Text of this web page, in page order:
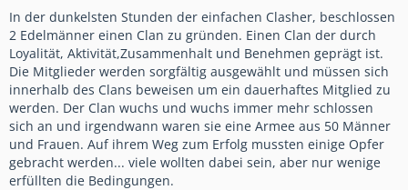
In der dunkelsten Stunden der einfachen Clasher, beschlossen
2 Edelmänner einen Clan zu gründen. Einen Clan der durch
Loyalität, Aktivität,Zusammenhalt und Benehmen geprägt ist.
Die Mitglieder werden sorgfältig ausgewählt und müssen sich
innerhalb des Clans beweisen um ein dauerhaftes Mitglied zu
werden. Der Clan wuchs und wuchs immer mehr schlossen
sich an und irgendwann waren sie eine Armee aus 50 Männer
und Frauen. Auf ihrem Weg zum Erfolg mussten einige Opfer
gebracht werden... viele wollten dabei sein, aber nur wenige
erfüllten die Bedingungen.